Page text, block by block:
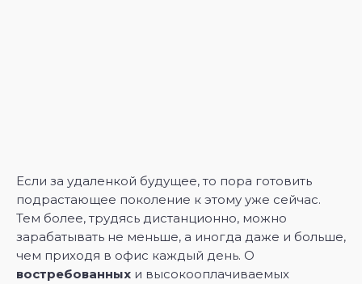
Если за удаленкой будущее, то пора готовить
подрастающее поколение к этому уже сейчас.
Тем более, трудясь дистанционно, можно
зарабатывать не меньше, а иногда даже и больше,
чем приходя в офис каждый день. О
востребованных и высокооплачиваемых